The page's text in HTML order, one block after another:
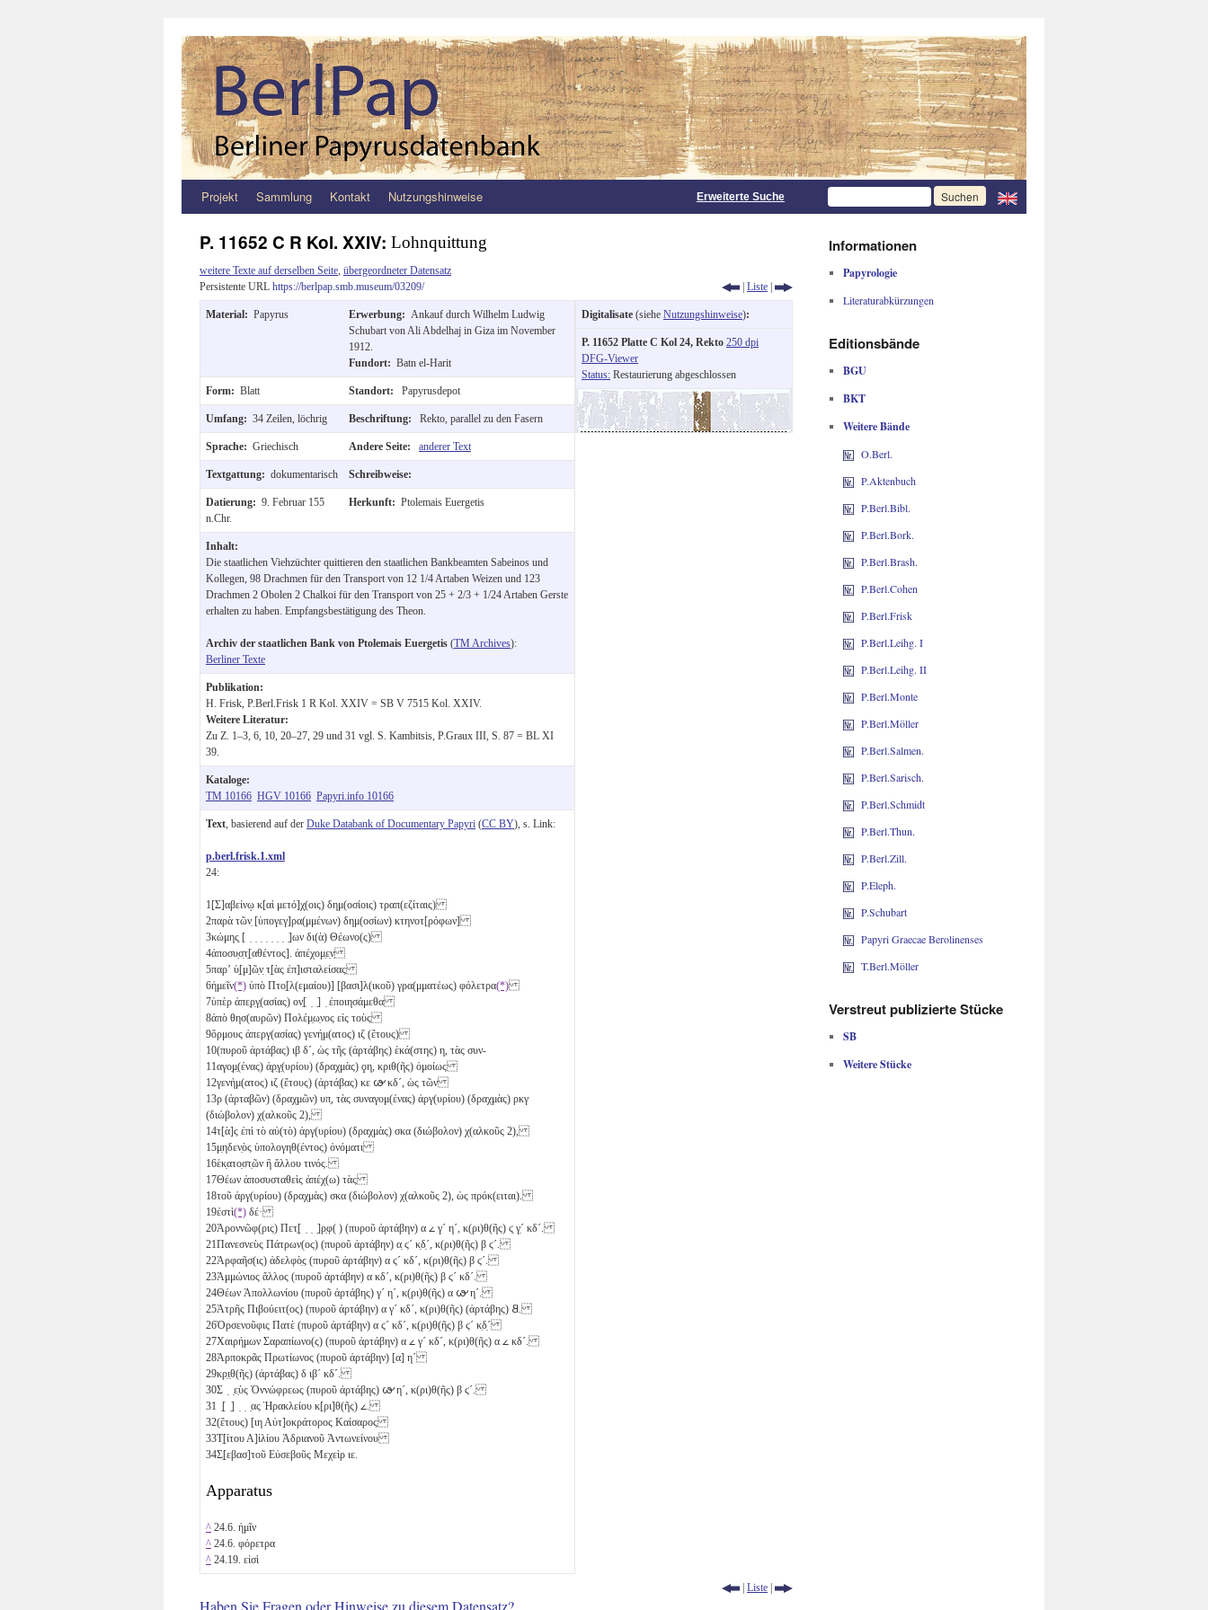
Zum
springen
Projekt Sammlung Kontakt Nutzungshinweise Erweiterte Suche
P. 11652 C R Kol. XXIV: Lohnquittung
weitere Texte auf derselben Seite übergeordneter Datensatz
Persistente URL https://berlpap.smb.museum/03209/ | Liste |
Material: Papyrus Erwerbung: Ankauf durch Wilhelm Ludwig
Schubart von Ali Abdelhaj in Giza im November
1912.
Fundort: Batn el-Harit
Form: Blatt Standort: Papyrusdepot
Umfang: 34 Zeilen, löchrig Beschriftung: Rekto, parallel zu den Fasern
Sprache: Griechisch Andere Seite: anderer Text
Textgattung: dokumentarisch Schreibweise:
Datierung: 9. Februar 155
n.Chr.
Herkunft: Ptolemais Euergetis
Inhalt:
Die staatlichen Viehzüchter quittieren den staatlichen Bankbeamten Sabeinos und
Kollegen, 98 Drachmen für den Transport von 12 1/4 Artaben Weizen und 123
Drachmen 2 Obolen 2 Chalkoi für den Transport von 25 + 2/3 + 1/24 Artaben Gerste
erhalten zu haben. Empfangsbestätigung des Theon.
Archiv der staatlichen Bank von Ptolemais Euergetis (TM Archives):
Berliner Texte
Publikation:
H. Frisk, P.Berl.Frisk 1 R Kol. XXIV = SB V 7515 Kol. XXIV.
Weitere Literatur:
Zu Z. 1–3, 6, 10, 20–27, 29 und 31 vgl. S. Kambitsis, P.Graux III, S. 87 = BL XI
39.
Kataloge:
TM 10166 HGV 10166 Papyri.info 10166
Text , basierend auf der Duke Databank of Documentary Papyri (CC BY), s. Link:
p.berl.frisk.1.xml
24:
1 [Σ]αβείνῳ κ[αὶ μετό]χ̣(οις) δημ(οσίοις) τραπ(εζίταις)
2παρὰ τῶν̣ [ὑπογεγ]ρα(μμένων) δημ(οσίων) κτηνοτ[ρόφων]
3κώμης̣ [ ̣ ̣ ̣ ̣ ̣ ̣ ̣ ̣]ων δι(ὰ) Θέωνο(ς)
4ἀποσυ̣σ̣τ̣[αθέντος]. ἀπέχομ̣ε̣ν̣
5παρʼ ὑ̣[μ]ῶ̣ν̣ τ̣[ὰς ἐπ]ισταλείσας
6ἡμεῖν(*) ὑπὸ Πτο̣[λ(εμαίου)] [βασι]λ(ικοῦ) γρα(μματέως) φόλετρα(*)
7ὑπὲρ ἀπε̣ρ̣γ̣(ασίας) ον̣[ ̣ ̣] ̣ ἐποιησάμεθα
8ἀπὸ θησ(αυρῶν) Πολέμ̣ω̣νος εἰς τοὺς
9ὅρμους ἀπεργ(ασίας) γενήμ(ατος) ιζ (ἔτους)
10(πυροῦ ἀρτάβας) ιβ δ´ , ὡς τῆς (ἀρτάβης) ἑκά(στης) η , τὰς συν-
11αγο̣μ̣(ένας) ἀ̣ρ̣γ̣(υρίου) (δραχμὰς) ϙη , κριθ(ῆς) ὁμοίως
12γενήμ(ατος) ιζ (ἔτους) (ἀρτάβας) κε 𐅷 κδ´ , ὡς τῶν
13ρ (ἀρταβῶν) (δραχμῶν) υπ̣ , τὰς συναγομ(ένας) ἀργ(υρίου) (δραχμὰς) ρκγ
(διώβολον) χ(αλκοῦς 2) ,
14τ[ὰ]ς ἐπὶ τὸ αὐ(τὸ) ἀργ(υρίου) (δραχμὰς) σκα (διώβολον) χ(αλκοῦς 2) ,
15μ̣ηδεν̣ὸς ὑπολογηθ(έντος) ὀνόματι
16ἑκ̣ατο̣στ̣ῶν ἢ ἄλλου τινός.
17Θέων ἀποσυσταθεὶς ἀπέχ(ω) τὰς
18τοῦ ἀργ(υρίου) (δραχμὰς) σκα (διώβολον) χ(αλκοῦς 2) , ὡς πρόκ(ειται).
19ἐστὶ(*) δέ·
20Ἁροννῶφ(ρις) Πετ̣[ ̣ ̣ ̣]ρ̣φ( ) (πυροῦ ἀρτάβην) α 𐅵 γ´ η´ , κ(ρι)θ(ῆς) ϛ̣ γ̣´ κδ´ .
21Πανεσνεὺς Πάτρων(ος) (πυροῦ ἀρτάβην) α̣ ϛ´ κ̣δ̣´ , κ(ρι)θ(ῆς) β ϛ´ .
22Ἁρφαῆσ(ις) ἀδελφὸ̣ς (πυροῦ ἀρτάβην) α ϛ´ κδ´ , κ(ρι)θ(ῆς) β ϛ´ .
23Ἀμμώνιος ἄλλος (πυροῦ ἀρτάβην) α κδ´ , κ(ρι)θ(ῆς) β ϛ´ κδ´ .
24Θέων Ἀπολλωνίου (πυροῦ ἀρτάβης) γ´ η´ , κ(ρι)θ(ῆς) α 𐅷 η´ .
25Ἁτρῆς Πιβούειτ(ος) (πυροῦ ἀρτάβην) α γ´ κδ´ , κ(ρι)θ(ῆς) (ἀρτάβης) 𐅸 .
26Ὀρσενοῦφις Πατὲ (πυροῦ ἀρτάβην) α ϛ´ κδ´ , κ(ρι)θ(ῆς) β ϛ´ κ̣δ̣´
27Χαιρήμων Σαραπίωνο(ς) (πυροῦ ἀρτάβην) α 𐅵 γ´ κδ´ , κ(ρι)θ(ῆς) α 𐅵 κδ´ .
28Ἁρποκρᾶς Πρωτίωνος (πυροῦ ἀρτάβην) [α] η´
29κρ̣ι̣θ(ῆς) (ἀρτάβας) δ ιβ´ κδ´ .
30Σ ̣ ̣ε̣ὺς Ὀννώφρεως (πυροῦ ἀρτάβης) 𐅷 η´ , κ(ρι)θ(ῆς) β ϛ´ .
31
̣[ ̣] ̣ ̣ ̣ας Ἡρακλείου κ[ρι]θ(ῆς) 𐅵 .
32(ἔτους) [ιη Αὐτ]οκράτορος Καίσαρος
33Τ̣[ίτου Α]ἰλίου Ἁδριανοῦ Ἀντωνείνου
34Σ̣[εβασ]τοῦ Εὐσεβοῦς Μεχεὶρ ιε
Apparatus
^ 24.6. ἡμῖν
^ 24.6. φόρετρα
^ 24.19. εἰσὶ
Digitalisate (siehe Nutzungshinweise):
P. 11652 Platte C Kol 24, Rekto 250 dpi
DFG-Viewer
Status: Restaurierung abgeschlossen
| Liste |
Haben Sie Fragen oder Hinweise zu diesem Datensatz?
Informationen
Papyrologie
Literaturabkürzungen
Editionsbände
BGU
BKT
Weitere Bände
O.Berl.
P.Aktenbuch
P.Berl.Bibl.
P.Berl.Bork.
P.Berl.Brash.
P.Berl.Cohen
P.Berl.Frisk
P.Berl.Leihg. I
P.Berl.Leihg. II
P.Berl.Monte
P.Berl.Möller
P.Berl.Salmen.
P.Berl.Sarisch.
P.Berl.Schmidt
P.Berl.Thun.
P.Berl.Zill.
P.Eleph.
P.Schubart
Papyri Graecae Berolinenses
T.Berl.Möller
Verstreut publizierte Stücke
SB
Weitere Stücke